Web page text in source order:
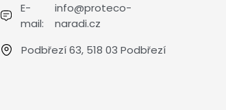
E-
mail:
info@proteco-
naradi.cz
Podbřezí 63, 518 03 Podbřezí